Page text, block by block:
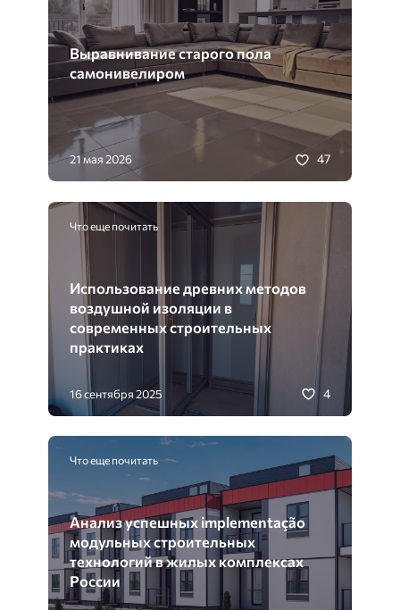
Выравнивание старого пола
самонивелиром
21 мая 2026 47
Что еще почитать
Использование древних методов
воздушной изоляции в
современных строительных
практиках
16 сентября 2025 4
Что еще почитать
Анализ успешных implementação
модульных строительных
технологий в жилых комплексах
России